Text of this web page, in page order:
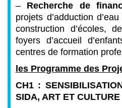
– Recherche de
projets d’adduction
construction d’écoles,
foyers d’accueil
centres de formation
les Programme des
CH1 :
SIDA, ART ET CULTURE